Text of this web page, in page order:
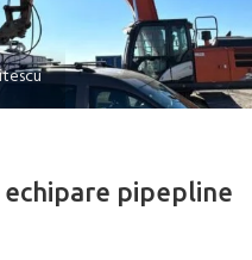
echipare pipepline